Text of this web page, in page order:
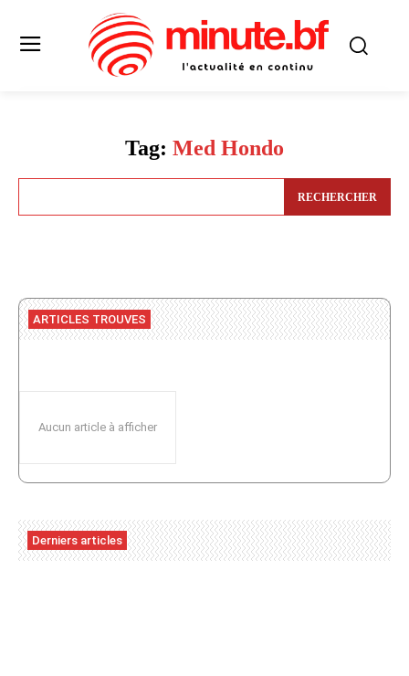
Tag: Med Hondo
RECHERCHER
ARTICLES TROUVES
Aucun article à afficher
Derniers articles